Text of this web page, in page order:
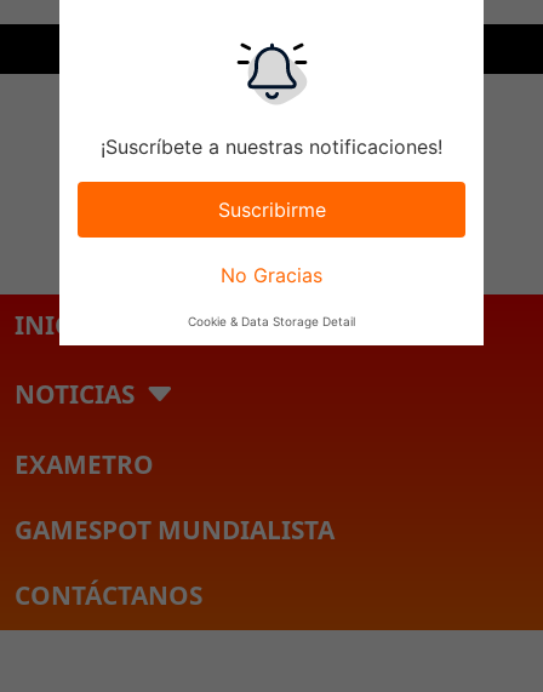
Jueves 06 de Agosto del 2026
INICIO
NOTICIAS
EXAMETRO
GAMESPOT MUNDIALISTA
CONTÁCTANOS
¡Suscríbete a nuestras notificaciones!
Suscribirme
No Gracias
Cookie & Data Storage Detail